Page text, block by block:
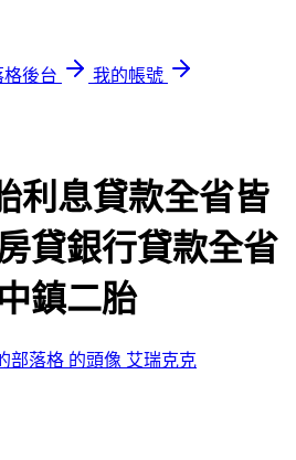
後台
我的帳號
利息貸款全省皆
貸銀行貸款全省
鎮二胎
艾瑞克克